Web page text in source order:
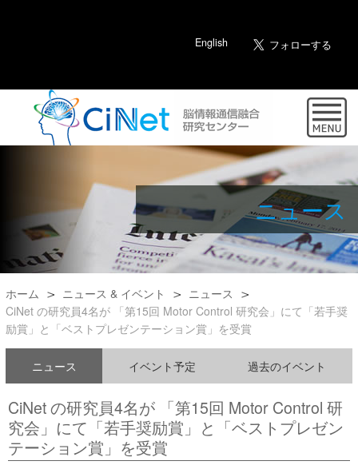
English
ニュース
ホーム ニュース & イベント
ニュース
CiNet の研究員4名が 「第15回 Motor Control 研究会」にて「若手奨
励賞」と「ベストプレゼンテーション賞」を受賞
ニュース イベント予定 過去のイベント
CiNet の研究員4名が 「第15回 Motor Control 研
究会」にて「若手奨励賞」と「ベストプレゼン
テーション賞」を受賞